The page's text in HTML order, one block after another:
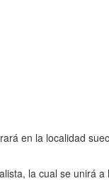
en la localidad
la cual se unirá